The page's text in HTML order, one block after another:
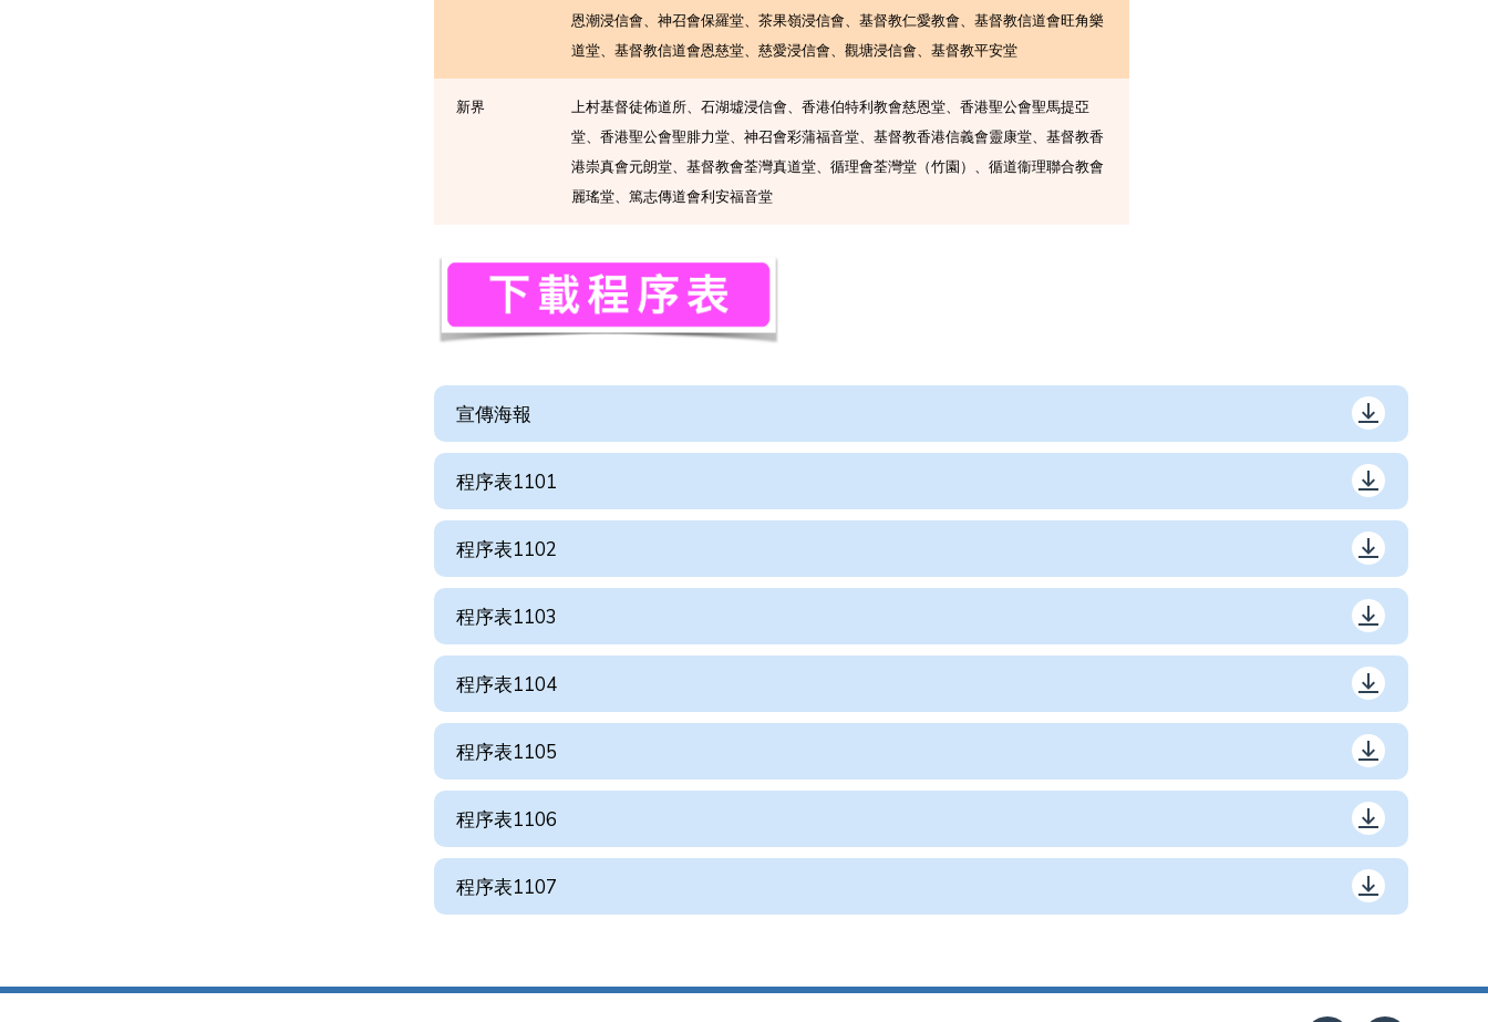
恩潮浸信會、神召會保羅堂、茶果嶺浸信會、基督教仁愛教會、基督教信道會旺角樂
道堂、基督教信道會恩慈堂、慈愛浸信會、觀塘浸信會、基督教平安堂
新界
上村基督徒佈道所、石湖墟浸信會、香港伯特利教會慈恩堂、香港聖公會聖馬提亞
堂、香港聖公會聖腓力堂、神召會彩蒲福音堂、基督教香港信義會靈康堂、基督教香
港崇真會元朗堂、基督教會荃灣真道堂、循理會荃灣堂（竹園）、循道衞理聯合教會
麗瑤堂、篤志傳道會利安福音堂
宣傳海報
程序表1101
程序表1102
程序表1103
程序表1104
程序表1105
程序表1106
程序表1107